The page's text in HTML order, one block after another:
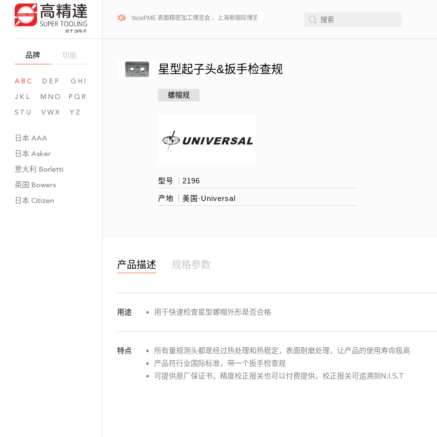
品牌 功能
ABC DEF
GHI
JKL
MNO
PQR
STU
VWX YZ
日本 AAA
日本 Asker
意大利 Borletti
英国 Bowers
日本 Citizen
2026年08月12-14日、SurfacePME 表面精密加工博览会 、上海新国际博览中心· 浦东、W1馆E21 、欢迎莅临指导 2026年08月12-14日、
星型起子头&扳手检查规
螺帽规
型号 2196
产地 美国·Universal
产品描述 规格参数
用途 用于快速检查星型螺帽外形是否合格
特点
所有量规测头都是经过热处理和热稳定，表面耐磨处理，让产品的使用寿命极高
产品符行业国际标准，带一个扳手检查规
可提供原厂保证书，精度校正报关也可以付费提供，校正报关可追溯到N.I.S.T